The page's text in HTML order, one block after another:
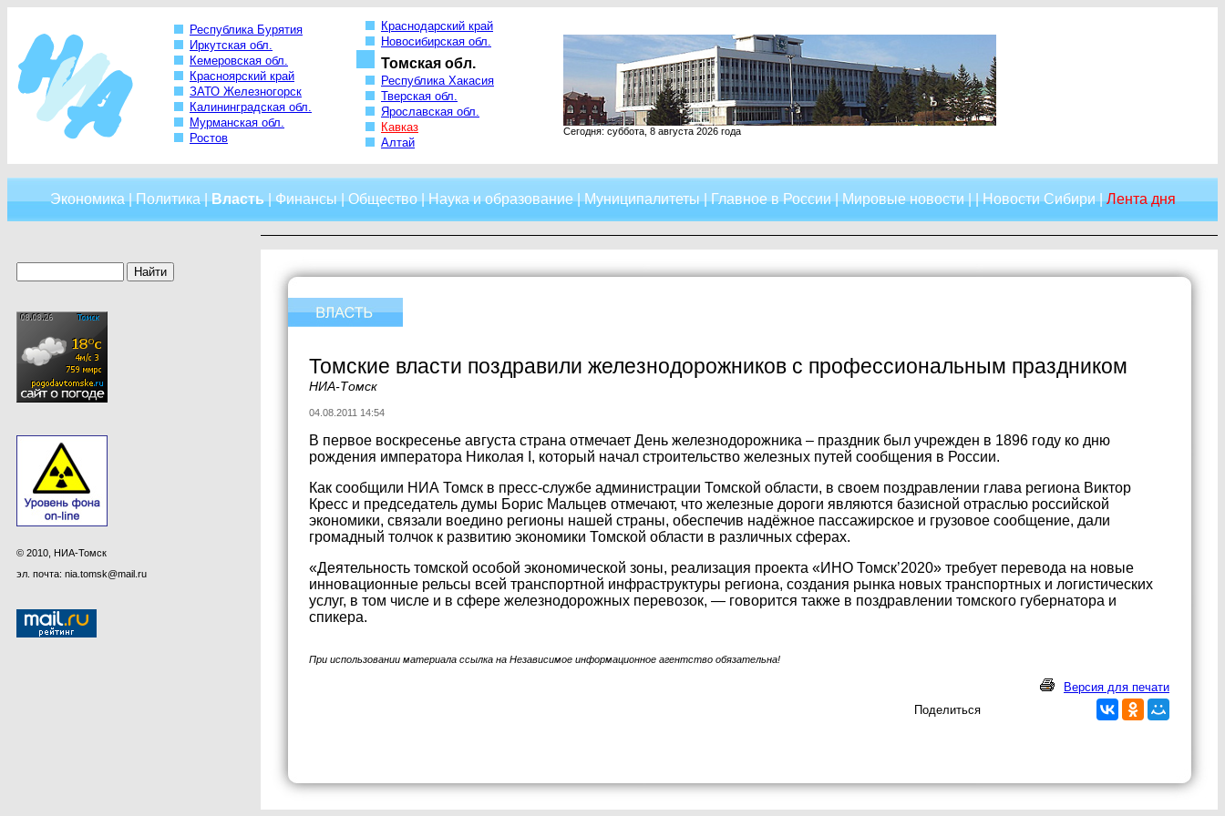
Республика Бурятия
Иркутская обл.
Кемеровская обл.
Красноярский край
ЗАТО Железногорск
Калининградская обл.
Мурманская обл.
Ростов
Краснодарский край
Новосибирская обл.
Томская обл.
Республика Хакасия
Тверская обл.
Ярославская обл.
Кавказ
Алтай
Сегодня: суббота, 8 августа 2026 года
Экономика|Политика|Власть|Финансы|Общество|Наука и образование|Муниципалитеты|Главное в России|Мировые новости| |Новости Сибири|Лента дня
© 2010, НИА-Томск
эл. почта: nia.tomsk@mail.ru
Томские власти поздравили железнодорожников с профессиональным праздником
НИА-Томск
04.08.2011 14:54
В первое воскресенье августа страна отмечает День железнодорожника – праздник был учрежден в 1896 году ко дню
рождения императора Николая I, который начал строительство железных путей сообщения в России.
Как сообщили НИА Томск в пресс-службе администрации Томской области, в своем поздравлении глава региона Виктор
Кресс и председатель думы Борис Мальцев отмечают, что железные дороги являются базисной отраслью российской
экономики, связали воедино регионы нашей страны, обеспечив надёжное пассажирское и грузовое сообщение, дали
громадный толчок к развитию экономики Томской области в различных сферах.
«Деятельность томской особой экономической зоны, реализация проекта «ИНО Томск’2020» требует перевода на новые
инновационные рельсы всей транспортной инфраструктуры региона, создания рынка новых транспортных и логистических
услуг, в том числе и в сфере железнодорожных перевозок, — говорится также в поздравлении томского губернатора и
спикера.
При использовании материала ссылка на Независимое информационное агентство обязательна!
Версия для печати
Поделиться